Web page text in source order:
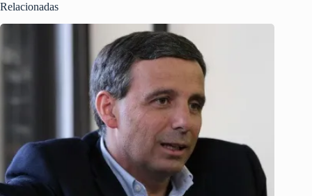
Relacionadas